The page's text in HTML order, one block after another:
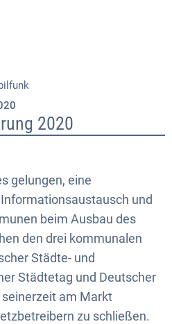
2020
gelungen, eine
und
beim Ausbau des
den drei kommunalen
Städte- und
Städtetag und Deutscher
am Markt
zu schließen.